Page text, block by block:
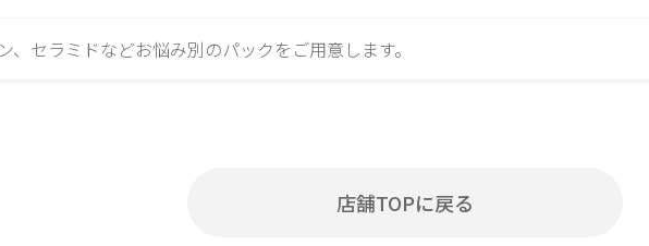
、セラミドなどお悩み別のパックをご用意します。
店舗TOPに戻る